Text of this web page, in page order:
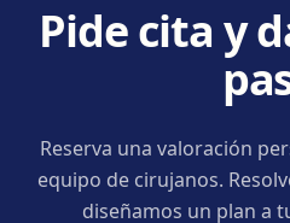
Pide cita y
Reserva una valoración
equipo de cirujanos.
diseñamos un plan a